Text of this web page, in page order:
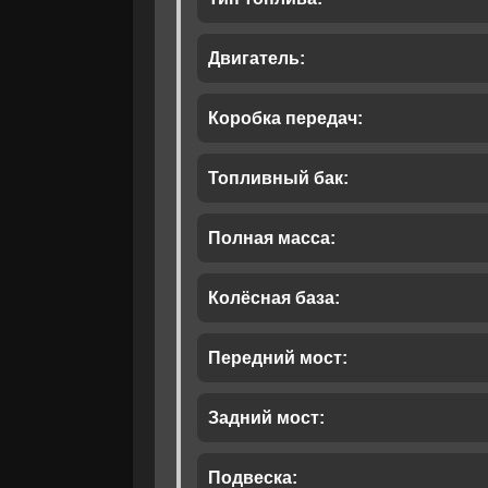
Двигатель:
Коробка передач:
Топливный бак:
Полная масса:
Колёсная база:
Передний мост:
Задний мост:
Подвеска: